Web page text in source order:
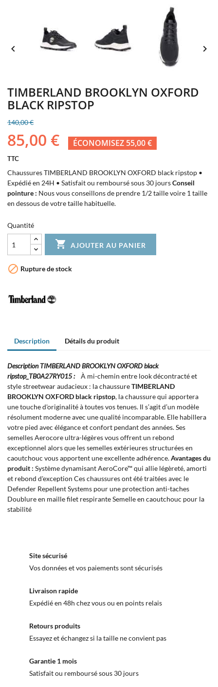
 
TIMBERLAND BROOKLYN OXFORD
BLACK RIPSTOP
140,00 €
85,00 € ÉCONOMISEZ 55,00 €
TTC
Chaussures TIMBERLAND BROOKLYN OXFORD black ripstop •
Expédié en 24H • Satisfait ou remboursé sous 30 joursConseil
pointure : Nous vous conseillons de prendre 1/2 taille voire 1 taille
en dessous de votre taille habituelle.
Quantité
 AJOUTER AU PANIER
 Rupture de stock
Description Détails du produit
Description TIMBERLAND BROOKLYN OXFORD black
ripstop_TB0A27RY015 :
À mi-chemin entre look décontracté et
style streetwear audacieux : la chaussureTIMBERLAND
BROOKLYN OXFORD black ripstop, la chaussure qui apportera
une touche d'originalité à toutes vos tenues. Il s’agit d’un modèle
résolument moderne avec une qualité incomparable. Elle habillera
votre pied avec élégance et confort pendant des années. Ses
semelles Aerocore ultra-légères vous offrent un rebond
exceptionnel alors que les semelles extérieures structurées en
caoutchouc vous apportent une excellente adhérence.Avantages du
produit : Système dynamisant AeroCore™ qui allie légèreté, amorti
et rebond d'exception Ces chaussures ont été traitées avec le
Defender Repellent Systems pour une protection anti-taches
Doublure en maille filet respirante Semelle en caoutchouc pour la
stabilité
Site sécurisé
Vos données et vos paiements sont sécurisés
Livraison rapide
Expédié en 48h chez vous ou en points relais
Retours produits
Essayez et échangez si la taille ne convient pas
Garantie 1 mois
Satisfait ou remboursé sous 30 jours